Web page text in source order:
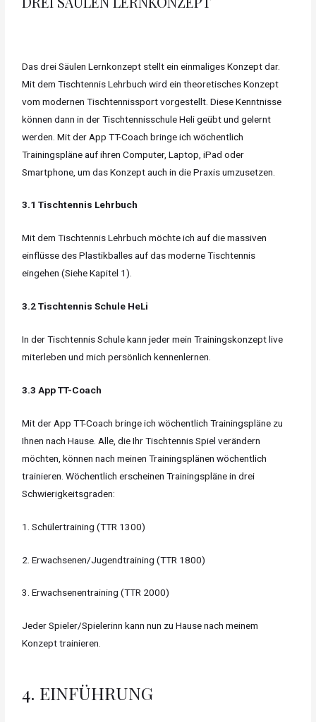
Das drei Säulen Lernkonzept stellt ein einmaliges Konzept dar.
Mit dem Tischtennis Lehrbuch wird ein theoretisches Konzept
vom modernen Tischtennissport vorgestellt. Diese Kenntnisse
können dann in der Tischtennisschule Heli geübt und gelernt
werden. Mit der App TT-Coach bringe ich wöchentlich
Trainingspläne auf ihren Computer, Laptop, iPad oder
Smartphone, um das Konzept auch in die Praxis umzusetzen.
3.1 Tischtennis Lehrbuch
Mit dem Tischtennis Lehrbuch möchte ich auf die massiven
einflüsse des Plastikballes auf das moderne Tischtennis
eingehen (Siehe Kapitel 1).
3.2 Tischtennis Schule HeLi
In der Tischtennis Schule kann jeder mein Trainingskonzept live
miterleben und mich persönlich kennenlernen.
3.3 App TT-Coach
Mit der App TT-Coach bringe ich wöchentlich Trainingspläne zu
Ihnen nach Hause. Alle, die Ihr Tischtennis Spiel verändern
möchten, können nach meinen Trainingsplänen wöchentlich
trainieren. Wöchentlich erscheinen Trainingspläne in drei
Schwierigkeitsgraden:
1. Schülertraining (TTR 1300)
2. Erwachsenen/Jugendtraining (TTR 1800)
3. Erwachsenentraining (TTR 2000)
Jeder Spieler/Spielerinn kann nun zu Hause nach meinem
Konzept trainieren.
4. EINFÜHRUNG